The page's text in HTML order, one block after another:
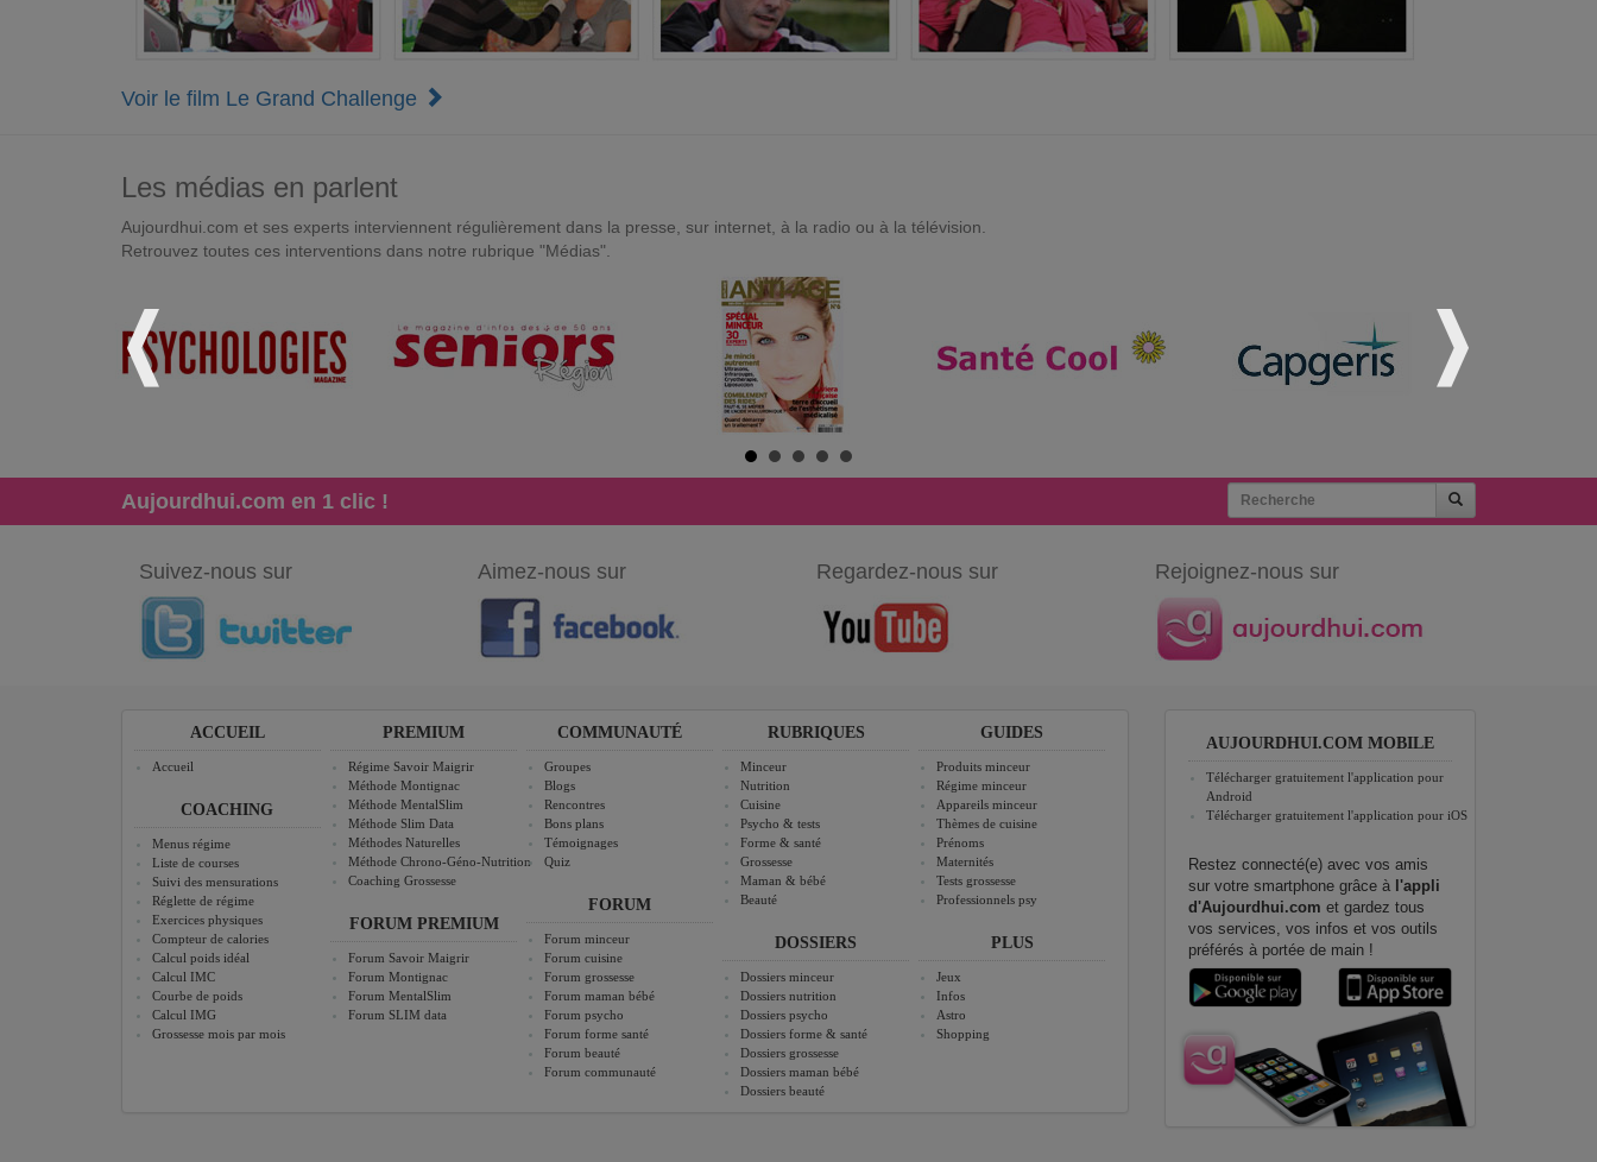
Voir le film Le Grand Challenge
Les médias en parlent
Aujourdhui.com et ses experts interviennent régulièrement dans la presse, sur internet, à la radio ou à la télévision.
Retrouvez toutes ces interventions dans notre rubrique "Médias".
Aujourdhui.com en 1 clic !
Suivez-nous sur Aimez-nous sur Regardez-nous sur Rejoignez-nous sur
ACCUEIL
Accueil
COACHING
Menus régime
Liste de courses
Suivi des mensurations
Réglette de régime
Exercices physiques
Compteur de calories
Calcul poids idéal
Calcul IMC
Courbe de poids
Calcul IMG
Grossesse mois par mois
PREMIUM
Régime Savoir Maigrir
Méthode Montignac
Méthode MentalSlim
Méthode Slim Data
Méthodes Naturelles
Méthode Chrono-Géno-Nutrition
Coaching Grossesse
FORUM PREMIUM
Forum Savoir Maigrir
Forum Montignac
Forum MentalSlim
Forum SLIM data
COMMUNAUTÉ
Groupes
Blogs
Rencontres
Bons plans
Témoignages
Quiz
FORUM
Forum minceur
Forum cuisine
Forum grossesse
Forum maman bébé
Forum psycho
Forum forme santé
Forum beauté
Forum communauté
RUBRIQUES
Minceur
Nutrition
Cuisine
Psycho & tests
Forme & santé
Grossesse
Maman & bébé
Beauté
DOSSIERS
Dossiers minceur
Dossiers nutrition
Dossiers psycho
Dossiers forme & santé
Dossiers grossesse
Dossiers maman bébé
Dossiers beauté
GUIDES
Produits minceur
Régime minceur
Appareils minceur
Thèmes de cuisine
Prénoms
Maternités
Tests grossesse
Professionnels psy
PLUS
Jeux
Infos
Astro
Shopping
AUJOURDHUI.COM MOBILE
Télécharger gratuitement l'application pour
Android
Télécharger gratuitement l'application pour iOS
Restez connecté(e) avec vos amis
sur votre smartphone grâce à l'appli
d'Aujourdhui.com et gardez tous
vos services, vos infos et vos outils
préférés à portée de main !